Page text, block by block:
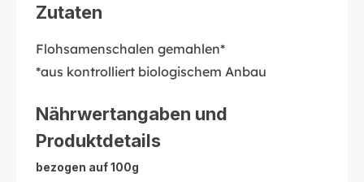
Zutaten
Flohsamenschalen gemahlen*
*aus kontrolliert biologischem Anbau
Nährwertangaben und
Produktdetails
bezogen auf 100g